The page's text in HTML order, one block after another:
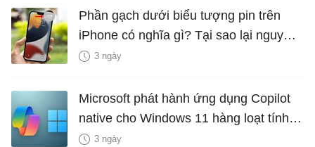
Phần gạch dưới biểu tượng pin trên
iPhone có nghĩa gì? Tại sao lại nguy
hiểm?
3 ngày
Microsoft phát hành ứng dụng Copilot
native cho Windows 11 hàng loạt tính
năng mới Hữu Ích
3 ngày